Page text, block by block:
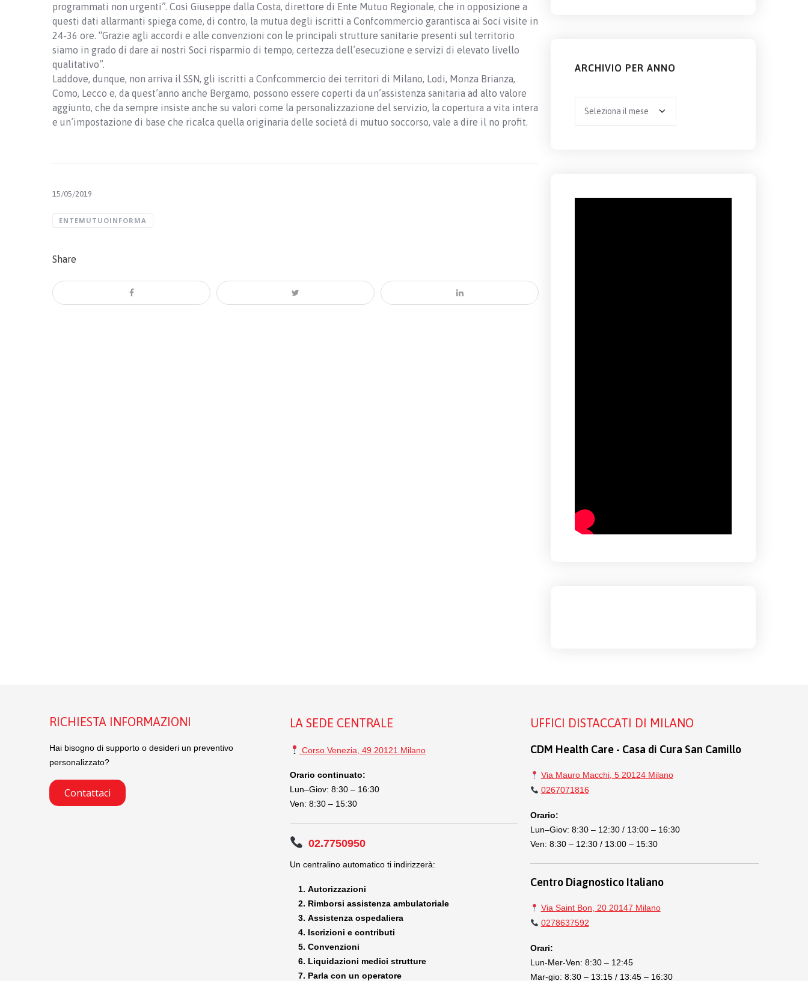
programmati non urgenti”. Così Giuseppe dalla Costa, direttore di Ente Mutuo Regionale, che in opposizione a
questi dati allarmanti spiega come, di contro, la mutua degli iscritti a Confcommercio garantisca ai Soci visite in
24-36 ore. “Grazie agli accordi e alle convenzioni con le principali strutture sanitarie presenti sul territorio
siamo in grado di dare ai nostri Soci risparmio di tempo, certezza dell’esecuzione e servizi di elevato livello
qualitativo”.
Laddove, dunque, non arriva il SSN, gli iscritti a Confcommercio dei territori di Milano, Lodi, Monza Brianza,
Como, Lecco e, da quest’anno anche Bergamo, possono essere coperti da un’assistenza sanitaria ad alto valore
aggiunto, che da sempre insiste anche su valori come la personalizzazione del servizio, la copertura a vita intera
e un’impostazione di base che ricalca quella originaria delle società di mutuo soccorso, vale a dire il no profit.
15/05/2019
ENTEMUTUOINFORMA
Share
ARCHIVIO PER ANNO
per
RICHIESTA INFORMAZIONI
Hai bisogno di supporto o desideri un preventivo
personalizzato?
Contattaci
LA SEDE CENTRALE
Corso Venezia, 49 20121 Milano
Orario continuato:
Lun–Giov: 8:30 – 16:30
Ven: 8:30 – 15:30
02.7750950
Un centralino automatico ti indirizzerà:
Autorizzazioni
Rimborsi assistenza ambulatoriale
Assistenza ospedaliera
Iscrizioni e contributi
Convenzioni
Liquidazioni medici strutture
Parla con un operatore
UFFICI DISTACCATI DI MILANO
CDM Health Care - Casa di Cura San Camillo
Via Mauro Macchi, 5 20124 Milano
0267071816
Orario:
Lun–Giov: 8:30 – 12:30 / 13:00 – 16:30
Ven: 8:30 – 12:30 / 13:00 – 15:30
Centro Diagnostico Italiano
Via Saint Bon, 20 20147 Milano
0278637592
Orari:
Lun-Mer-Ven: 8:30 – 12:45
Mar-gio: 8:30 – 13:15 / 13:45 – 16:30